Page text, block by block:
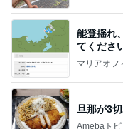
能登揺れ
てくださ
マリアオフ
旦那が3
Amebaトピ